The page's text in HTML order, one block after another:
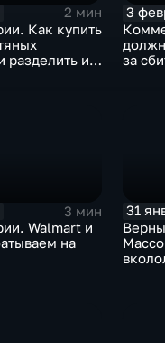
2 мин
Как купить
разделить их
3
за
3 мин
Walmart и
на
31